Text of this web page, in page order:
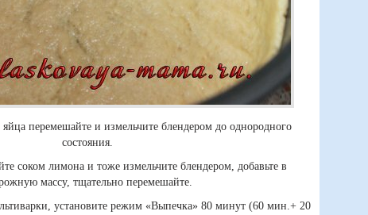
яйца перемешайте и измельчите блендером до однородного
состояния.
соком лимона и тоже измельчите блендером, добавьте в
массу, тщательно перемешайте.
установите режим «Выпечка» 80 минут (60 мин.+ 20